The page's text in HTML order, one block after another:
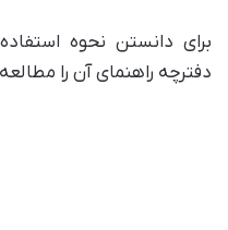
برای دانستن نحوه
دفترچه راهنمای آن را